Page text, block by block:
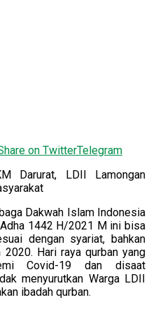
on TwitterTelegram
Darurat, LDII Lamongan
Dakwah Islam Indonesia
1442 H/2021 M ini bisa
dengan syariat, bahkan
Hari raya qurban yang
Covid-19 dan disaat
menyurutkan Warga LDII
ibadah qurban.